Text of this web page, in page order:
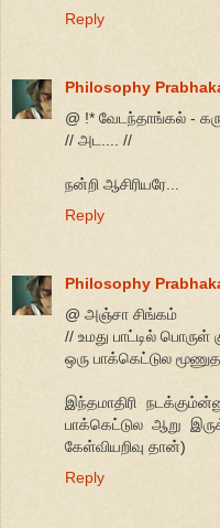
Reply
Philosophy
@ !* வேடந்தாங்கல் -
// அட.... //
நன்றி ஆசிரியரே...
Reply
Philosophy
@ அஞ்சா சிங்கம்
// உமது பாட்டில் பொருள்
ஒரு பாக்கெட்டுல
இந்தமாதிரி
பாக்கெட்டுல ஆறு
கேள்வியறிவு தான்)
Reply